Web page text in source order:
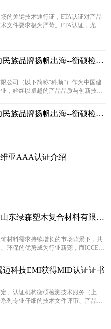
欧洲高端市场大门
的关键技术通行证，ETA认证对产品
文件要求极为严苛。ETA认证，尤其
族品牌扬帆出海--衡硕检测
内首张防水卷材北美ICCES
公司（以下简称“科顺”）作为中国建
，始终以卓越的产品品质与创新技术
证，成为至关重要的一步。我们很荣
，全程见证了此次具有行业标杆意义
族品牌扬帆出海--衡硕检测
内首张防水卷材北美ICC-
亚AAA认证介绍
东绿森塑木复合材料有限公
下 ICCES认证
材料需求持续增长的市场背景下，共
环保的优势成为行业新宠，而ICCES
迈科技EMI获得MID认证证书
、认证机构衡硕检测技术服务（上
列专业仔细的技术文件评审、产品测